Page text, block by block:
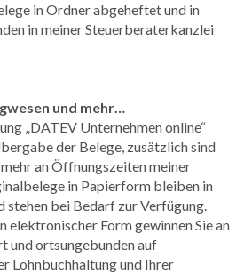
in Ordner abgeheftet und in
in meiner Steuerberaterkanzlei
und mehr…
„DATEV Unternehmen online“
der Belege, zusätzlich sind
an Öffnungszeiten meiner
in Papierform bleiben in
stehen bei Bedarf zur Verfügung.
elektronischer Form gewinnen Sie an
und ortsungebunden auf
Lohnbuchhaltung und Ihrer